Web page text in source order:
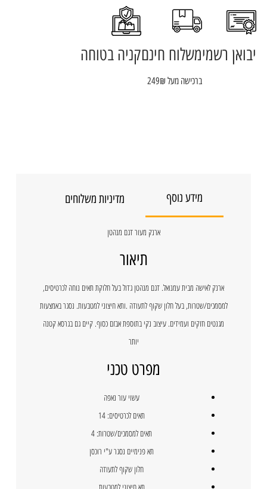
יבואן רשמימשלוח חינם
ברכישה מעל 249₪
קניה בטוחה
מידע נוסף מדיניות משלוחים
ארנק מעור דגם מנהטן
תיאור
ארנק לאישה מבית עמנואל. דגם מנהטן גדול בעל חלוקת תאים נוחה לכרטיסים,
למסמכים/שטרות, בעל חלון שקוף לתעודה .ותא חיצוני למטבעות. נסגר באמצעות
מגנטים חזקים ועמידים. עיצוב נקי בתוספת אבזם כסוף. קיים גם בגרסא קטנה
יותר
מפרט טכני
עשוי עור נאפה
תאים לכרטיסים: 14
תאים למסמכים/שטרות: 4
תא פנימיים נסגר ע"י רוכסן
חלון שקוף לתעודה